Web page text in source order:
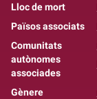
Lloc de mort
Països associats
Comunitats
autònomes
associades
Gènere